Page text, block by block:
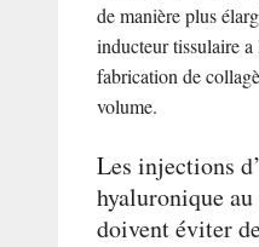
de manière plus
inducteur tissulaire a
fabrication de
volume.
Les injections
hyaluronique
doivent éviter